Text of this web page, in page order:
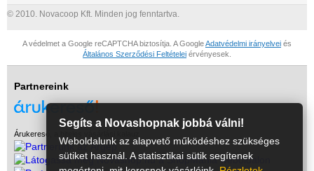
© 2010. Novacoop Kft. Minden jog fenntartva.
A védelmet a Google reCAPTCHA biztosítja. A GoogleAdatvédelmi irányelvei és
Általános Szerződési Feltételei érvényesek.
Partnereink
Árukereső, a hiteles vásárlási kalauz
Segíts a Novashopnak jobbá válni!
Weboldalunk az alapvető működéshez szükséges
sütiket használ. A statisztikai sütik segítenek